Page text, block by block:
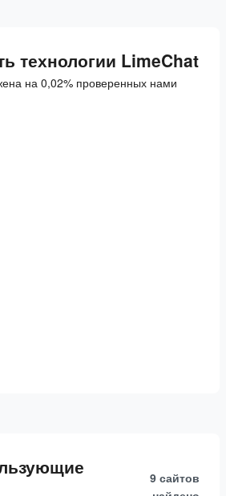
технологии LimeChat
на 0,02% проверенных нами
9 сайтов